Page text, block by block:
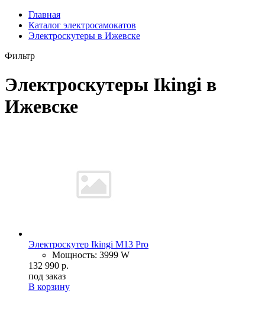
Главная
Каталог электросамокатов
Электроскутеры в Ижевске
Фильтр
Электроскутеры Ikingi в
Ижевске
Электроскутер Ikingi M13 Pro
Мощность: 3999 W
132 990 р.
под заказ
В корзину